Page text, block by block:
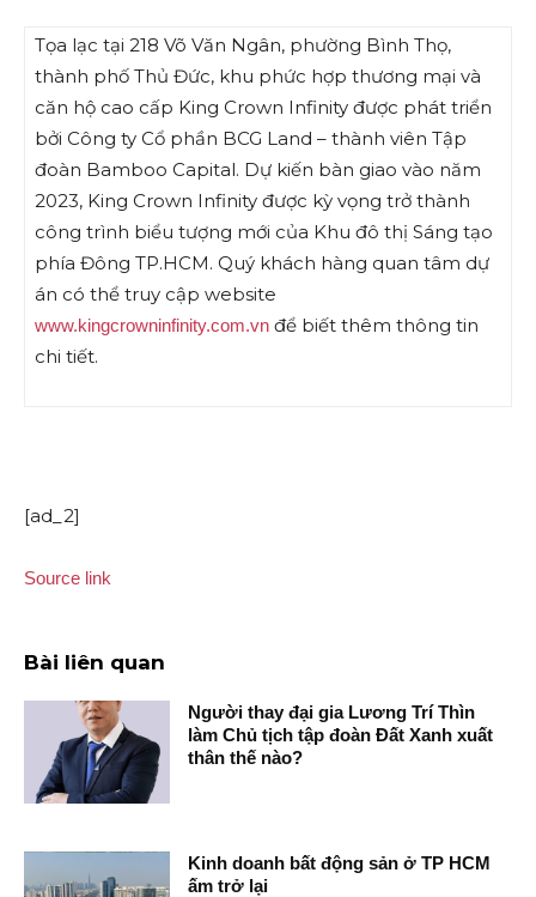
Tọa lạc tại 218 Võ Văn Ngân, phường Bình Thọ,
thành phố Thủ Đức, khu phức hợp thương mại và
căn hộ cao cấp King Crown Infinity được phát triển
bởi Công ty Cổ phần BCG Land – thành viên Tập
đoàn Bamboo Capital. Dự kiến bàn giao vào năm
2023, King Crown Infinity được kỳ vọng trở thành
công trình biểu tượng mới của Khu đô thị Sáng tạo
phía Đông TP.HCM. Quý khách hàng quan tâm dự
án có thể truy cập website
www.kingcrowninfinity.com.vn để biết thêm thông tin
chi tiết.
[ad_2]
Source link
Bài liên quan
Người thay đại gia Lương Trí Thìn
làm Chủ tịch tập đoàn Đất Xanh xuất
thân thế nào?
Kinh doanh bất động sản ở TP HCM
ấm trở lại